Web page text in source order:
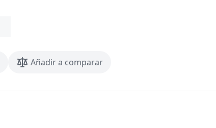
Añadir a comparar